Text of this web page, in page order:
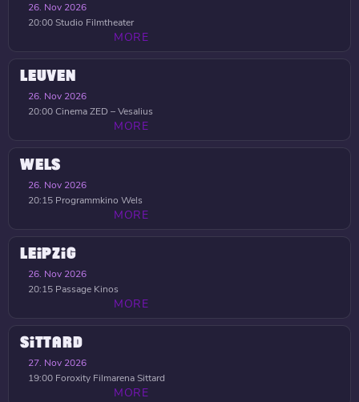
26. Nov 2026
20:00Studio Filmtheater
MORE
LEUVEN
26. Nov 2026
20:00Cinema ZED – Vesalius
MORE
WELS
26. Nov 2026
20:15 Programmkino Wels
MORE
LEIPZIG
26. Nov 2026
20:15 Passage Kinos
MORE
SITTARD
27. Nov 2026
19:00 Foroxity Filmarena Sittard
MORE